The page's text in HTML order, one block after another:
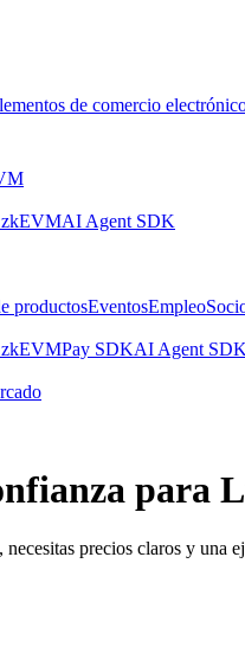
de comercio
zkEVMAI Agent SDK
productosEventosEmpleo
zkEVMPay SDKAI Agent SDK
para
precios claros y una